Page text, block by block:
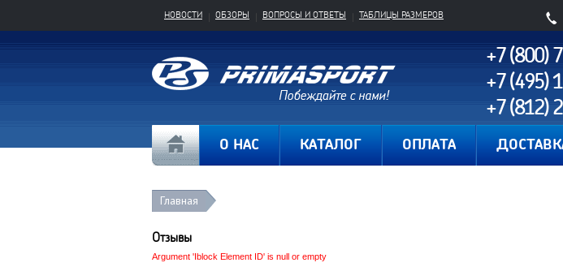
НОВОСТИ ОБЗОРЫ ВОПРОСЫ И ОТВЕТЫ ТАБЛИЦЫ РАЗМЕРОВ
+7 (800)
+7 (495)
+7 (812)
О НАС КАТАЛОГ ОПЛАТА
Главная
Отзывы
Argument 'Iblock Element ID' is null or empty